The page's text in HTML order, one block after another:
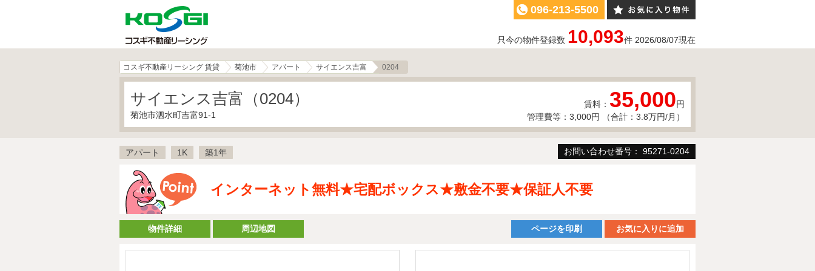
096-213-5500
只今の物件登録数 10,093件 2026/08/07現在
コスギ不動産リーシング 賃貸 菊池市 アパート サイエンス吉富 0204
サイエンス吉富（0204）
菊池市泗水町吉富91-1
賃料： 35,000円
管理費等：3,000円 （合計：3.8万円/月）
アパート 1K 築1年 お問い合わせ番号： 95271-0204
インターネット無料★宅配ボックス★敷金不要★保証人不要
物件詳細 周辺地図 ページを印刷 お気に入りに追加